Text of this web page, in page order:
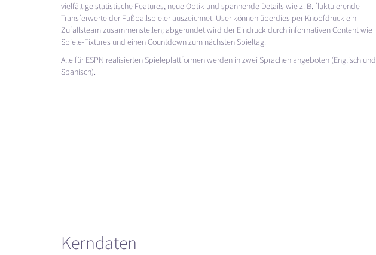
vielfältige statistische Features, neue Optik und spannende Details wie z. B. fluktuierende
Transferwerte der Fußballspieler auszeichnet. User können überdies per Knopfdruck ein
Zufallsteam zusammenstellen; abgerundet wird der Eindruck durch informativen Content wie
Spiele-Fixtures und einen Countdown zum nächsten Spieltag.
Alle fürESPN realisierten Spieleplattformen werden in zwei Sprachen angeboten (Englisch und
Spanisch).
Kerndaten